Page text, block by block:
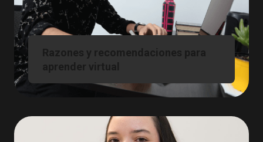
Razones y recomendaciones para
aprender virtual